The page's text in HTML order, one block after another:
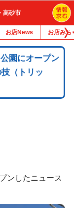
高砂市
お店News お店みち
園にオープン
（トリッ
ンしたニュース